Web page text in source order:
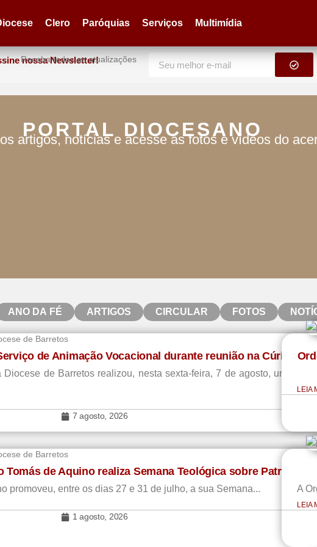
Clero Paróquias Serviços Multimídia
nossa Newsletter!
Receba todas as atualizações
PORTAL DIOCESANO
artigos, notícias e acesse as fotos e vídeos do
ANO DA FÉ ARTIGOS CIRCULAR FOTOS
de Barretos
de Animação Vocacional durante reunião na Cúria
de Barretos realizou, nesta sexta-feira, 7 de agosto, uma
7 agosto, 2026
LEIA
de Barretos
Tomás de Aquino realiza Semana Teológica sobre Patrologia
promoveu, entre os dias 27 e 31 de julho, a sua Semana...
1 agosto, 2026
A
LEIA